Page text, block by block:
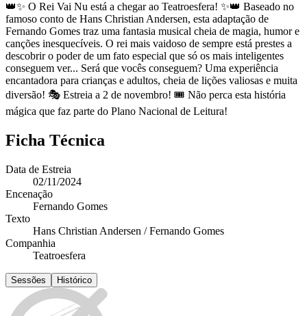
👑✨ O Rei Vai Nu está a chegar ao Teatroesfera! ✨👑 Baseado no
famoso conto de Hans Christian Andersen, esta adaptação de
Fernando Gomes traz uma fantasia musical cheia de magia, humor e
canções inesquecíveis. O rei mais vaidoso de sempre está prestes a
descobrir o poder de um fato especial que só os mais inteligentes
conseguem ver... Será que vocês conseguem? Uma experiência
encantadora para crianças e adultos, cheia de lições valiosas e muita
diversão! 🎭 Estreia a 2 de novembro! 🎟️ Não perca esta história
mágica que faz parte do Plano Nacional de Leitura!
Ficha Técnica
Data de Estreia
02/11/2024
Encenação
Fernando Gomes
Texto
Hans Christian Andersen / Fernando Gomes
Companhia
Teatroesfera
Sessões Histórico